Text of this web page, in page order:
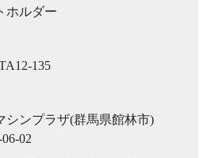
ホルダー
135
シンプラザ(群馬県館林市)
02